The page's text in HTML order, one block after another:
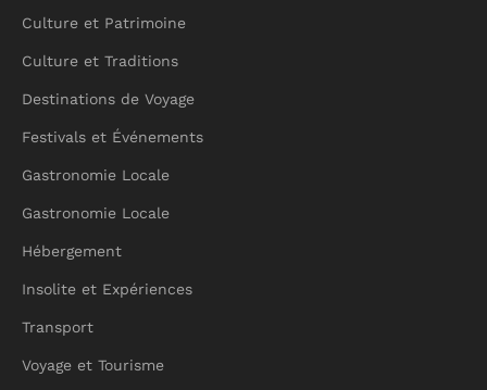
Culture et Patrimoine
Culture et Traditions
Destinations de Voyage
Festivals et Événements
Gastronomie Locale
Gastronomie Locale
Hébergement
Insolite et Expériences
Transport
Voyage et Tourisme